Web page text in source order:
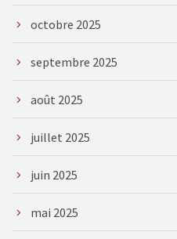
octobre 2025
septembre 2025
août 2025
juillet 2025
juin 2025
mai 2025